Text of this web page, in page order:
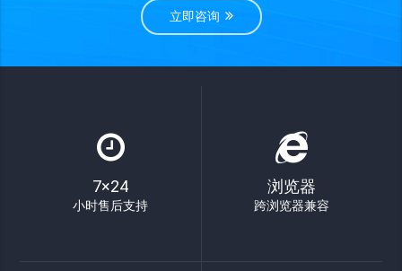
立即咨询
7×24
小时售后支持
浏览器
跨浏览器兼容